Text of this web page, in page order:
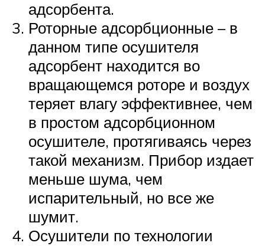
адсорбента.
Роторные адсорбционные – в
данном типе осушителя
адсорбент находится во
вращающемся роторе и воздух
теряет влагу эффективнее, чем
в простом адсорбционном
осушителе, протягиваясь через
такой механизм. Прибор издает
меньше шума, чем
испарительный, но все же
шумит.
Осушители по технологии